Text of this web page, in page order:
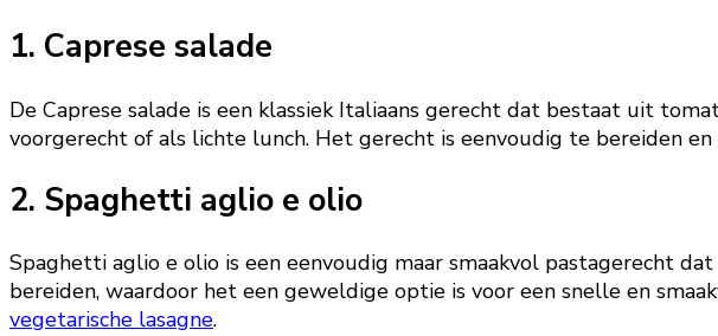
1. Caprese salade
De Caprese salade is een klassiek Italiaans gerecht dat bestaat uit
voorgerecht of als lichte lunch. Het gerecht is eenvoudig te bereiden
2. Spaghetti aglio e olio
Spaghetti aglio e olio is een eenvoudig maar smaakvol pastagerecht
bereiden, waardoor het een geweldige optie is voor een snelle en
vegetarische lasagne.